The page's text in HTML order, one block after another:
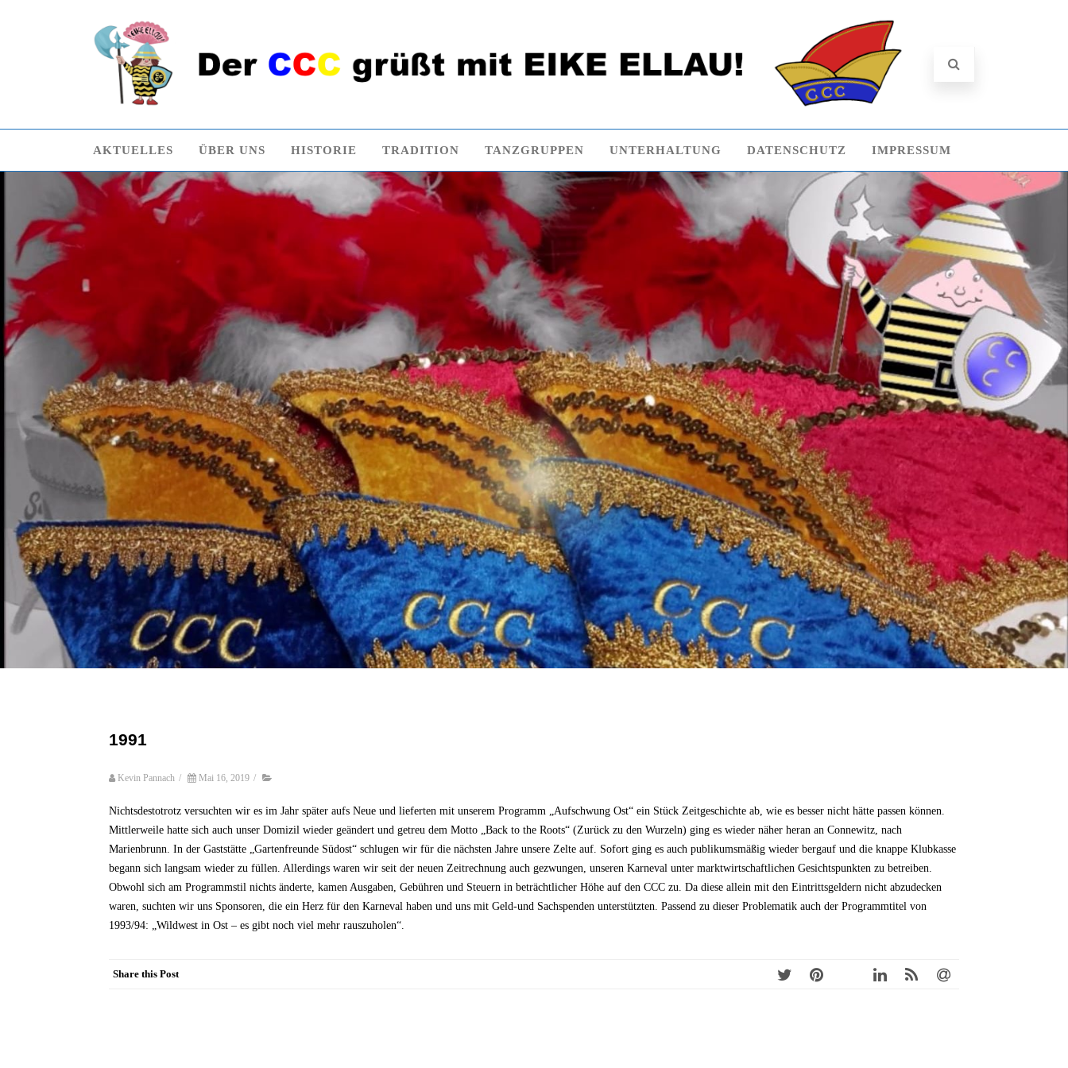
AKTUELLES ÜBER UNS HISTORIE TRADITION TANZGRUPPEN UNTERHALTUNG DATENSCHUTZ IMPRESSUM
1991
Kevin Pannach / Mai 16, 2019 /
Nichtsdestotrotz versuchten wir es im Jahr später aufs Neue und lieferten mit unserem Programm „Aufschwung Ost“ ein Stück Zeitgeschichte ab, wie es besser nicht hätte passen können.
Mittlerweile hatte sich auch unser Domizil wieder geändert und getreu dem Motto „Back to the Roots“ (Zurück zu den Wurzeln) ging es wieder näher heran an Connewitz, nach
Marienbrunn. In der Gaststätte „Gartenfreunde Südost“ schlugen wir für die nächsten Jahre unsere Zelte auf. Sofort ging es auch publikumsmäßig wieder bergauf und die knappe Klubkasse
begann sich langsam wieder zu füllen. Allerdings waren wir seit der neuen Zeitrechnung auch gezwungen, unseren Karneval unter marktwirtschaftlichen Gesichtspunkten zu betreiben.
Obwohl sich am Programmstil nichts änderte, kamen Ausgaben, Gebühren und Steuern in beträchtlicher Höhe auf den CCC zu. Da diese allein mit den Eintrittsgeldern nicht abzudecken
waren, suchten wir uns Sponsoren, die ein Herz für den Karneval haben und uns mit Geld-und Sachspenden unterstützten. Passend zu dieser Problematik auch der Programmtitel von
1993/94: „Wildwest in Ost – es gibt noch viel mehr rauszuholen“.
Share this Post